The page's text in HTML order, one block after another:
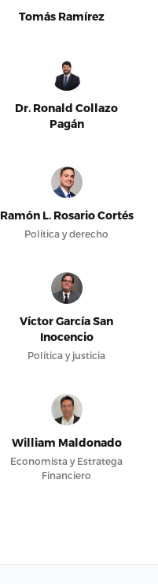
Tomás Ramírez
Dr. Ronald Collazo
Pagán
Ramón L. Rosario Cortés
Política y derecho
Víctor García San
Inocencio
Política y justicia
William Maldonado
Economista y Estratega
Financiero